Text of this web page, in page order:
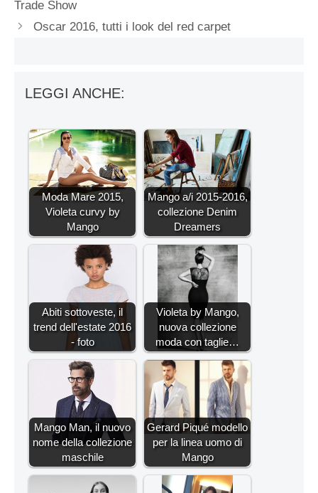
Trade Show
Oscar 2016, tutti i look del red carpet
LEGGI ANCHE:
Moda Mare 2015,
Violeta curvy by
Mango
Mango a/i 2015-2016,
collezione Denim
Dreamers
Abiti sottoveste, il
trend dell'estate 2016
- foto
Violeta by Mango,
nuova collezione
moda con taglie…
Mango Man, il nuovo
nome della collezione
maschile
Gerard Piqué modello
per la linea uomo di
Mango